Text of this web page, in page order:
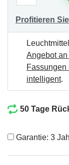
Profitieren
Angebot
Fassungen
intelligent.
50 Tage
Garantie: 3